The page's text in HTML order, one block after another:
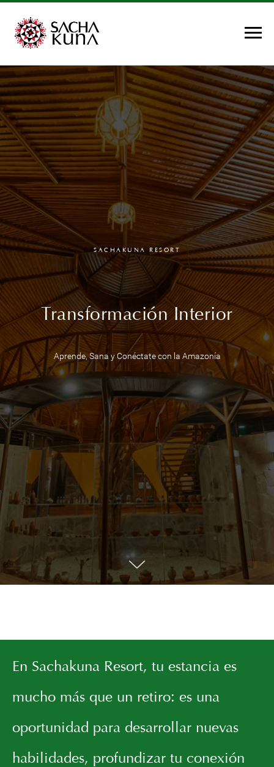
SACHAKUNA RESORT
Transformación Interior
Aprende, Sana y Conéctate con la Amazonía
En Sachakuna Resort, tu estancia es
mucho más que un retiro: es una
oportunidad para desarrollar nuevas
habilidades, profundizar tu conexión